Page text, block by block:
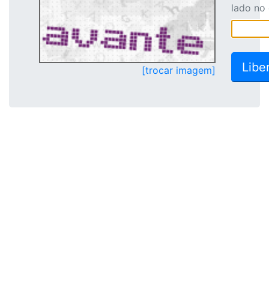
[trocar imagem]
lado no